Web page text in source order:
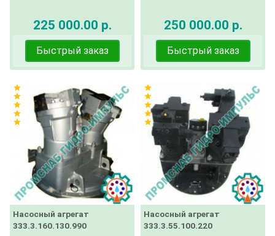
225 000.00 р.
Быстрый заказ
250 000.00 р.
Быстрый заказ
Насосный агрегат
333.3.160.130.990
star
star
star
star
star
Насосный агрегат
333.3.55.100.220
star
star
star
star
star